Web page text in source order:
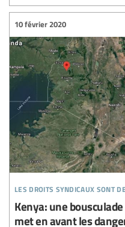
les droits syndicaux sont
10 février 2020
Kenya: une
met en avant les